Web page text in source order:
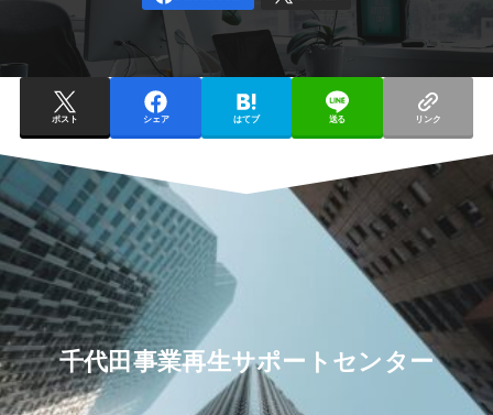
ポスト シェア はてブ 送る リンク
千代田事業再生サポートセンター